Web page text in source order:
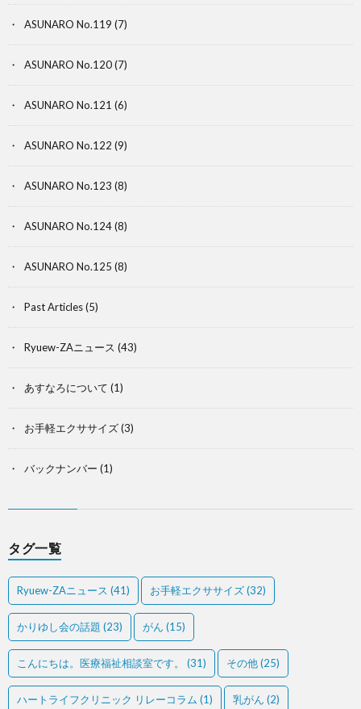
ASUNARO No.119 (7)
ASUNARO No.120(7)
ASUNARO No.121 (6)
ASUNARO No.122 (9)
ASUNARO No.123 (8)
ASUNARO No.124(8)
ASUNARO No.125 (8)
Past Articles(5)
Ryuew-ZAニュース (43)
あすなろについて (1)
お手軽エクササイズ(3)
バックナンバー (1)
タグ一覧
Ryuew-ZAニュース (41) お手軽エクササイズ(32)
かりゆし会の話題 (23) がん (15)
こんにちは。医療福祉相談室です。 (31) その他(25)
ハートライフクリニック リレーコラム (1) 乳がん (2)